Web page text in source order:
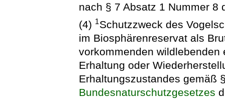
nach § 7 Absatz 1 Nummer 8
(4) 1Schutzzweck des
im Biosphärenreservat als
vorkommenden
Erhaltung oder
Erhaltungszustandes gemäß
Bundesnaturschutzgesetzes